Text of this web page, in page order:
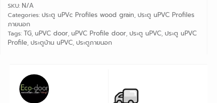
SKU: N/A
Categories: ประตู uPVc Profiles wood grain ประตู uPVC Profiles
ภายนอก
Tags: TG uPVC door uPVC Profile door ประตู uPVC ประตู uPVC
Profile ประตูบ้าน uPVC ประตูภายนอก